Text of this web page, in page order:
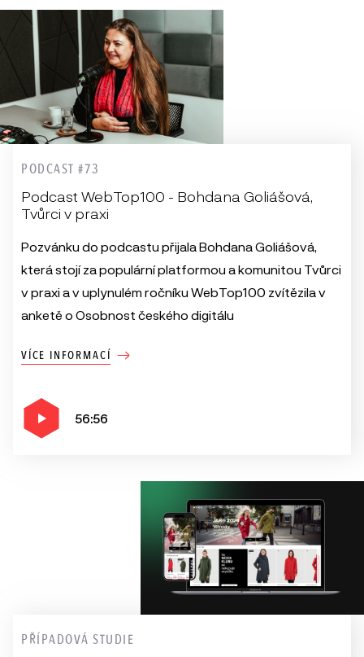
PODCAST #73
Podcast WebTop100 - Bohdana Goliášová,
Tvůrci v praxi
Pozvánku do podcastu přijala Bohdana Goliášová,
která stojí za populární platformou a komunitou Tvůrci
v praxi a v uplynulém ročníku WebTop100 zvítězila v
anketě o Osobnost českého digitálu
VÍCE INFORMACÍ
56:56
PŘÍPADOVÁ STUDIE